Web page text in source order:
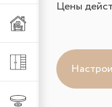
Шкафы и
Цены